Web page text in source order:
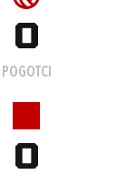
0
POGOTCI
0